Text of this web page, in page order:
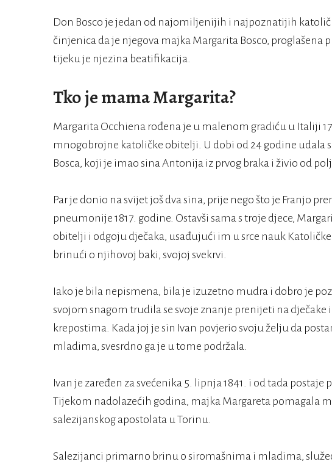
Don Bosco je jedan od najomiljenijih i najpoznatijih
činjenica da je njegova majka Margarita Bosco, proglašena
tijeku je njezina beatifikacija.
Tko je mama Margarita?
Margarita Occhiena rođena je u malenom gradiću u Italiji
mnogobrojne katoličke obitelji. U dobi od 24 godine udala
Bosca, koji je imao sina Antonija iz prvog braka i živio od
Par je donio na svijet još dva sina, prije nego što je Franjo
pneumonije 1817. godine. Ostavši sama s troje djece,
obitelji i odgoju dječaka, usađujući im u srce nauk
brinući o njihovoj baki, svojoj svekrvi.
Iako je bila nepismena, bila je izuzetno mudra i dobro je
svojom snagom trudila se svoje znanje prenijeti na dječake
krepostima. Kada joj je sin Ivan povjerio svoju želju da
mladima, svesrdno ga je u tome podržala.
Ivan je zaređen za svećenika 5. lipnja 1841. i od tada postaje
Tijekom nadolazećih godina, majka Margareta pomagala
salezijanskog apostolata u Torinu.
Salezijanci primarno brinu o siromašnima i mladima,